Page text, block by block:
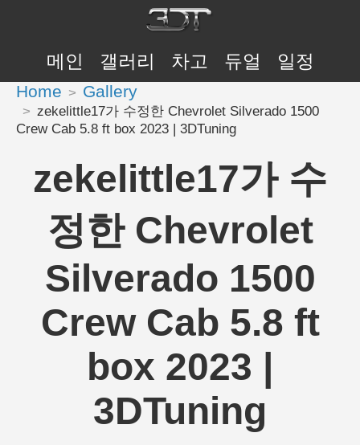
메인 갤러리 차고 듀얼 일정
Home Gallery
zekelittle17가 수정한 Chevrolet Silverado 1500
Crew Cab 5.8 ft box 2023 | 3DTuning
zekelittle17가 수
정한 Chevrolet
Silverado 1500
Crew Cab 5.8 ft
box 2023 |
3DTuning